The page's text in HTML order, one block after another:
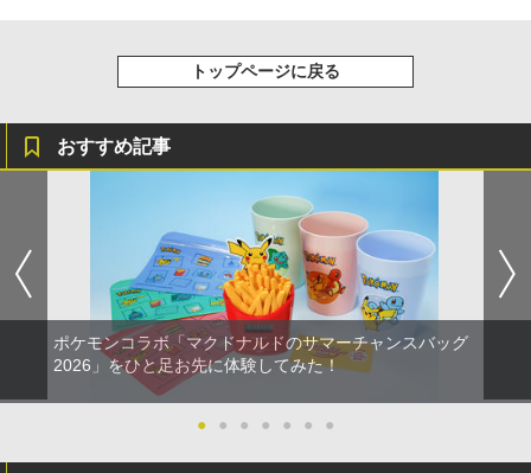
トップページに戻る
おすすめ記事
ポケモンコラボ「マクドナルドのサマーチャンスバッグ
2026」をひと足お先に体験してみた！
● ● ● ● ● ● ●